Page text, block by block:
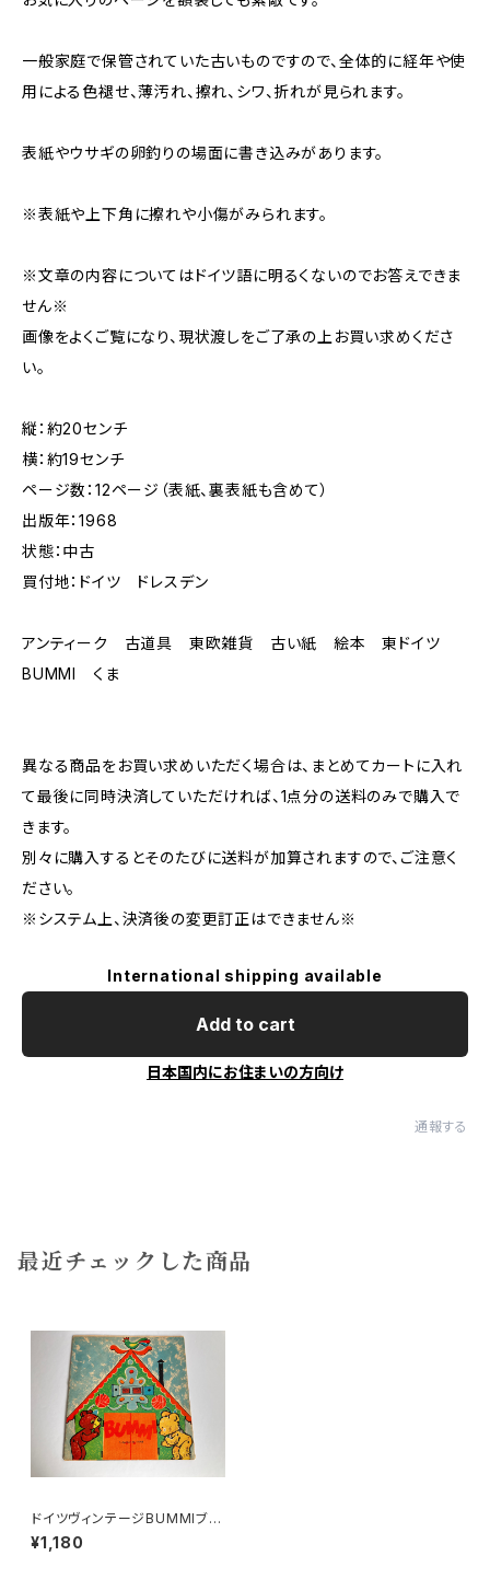
一般家庭で保管されていた古いものですので、全体的に経年や使
用による色褪せ、薄汚れ、擦れ、シワ、折れが見られます。
表紙やウサギの卵釣りの場面に書き込みがあります。
※表紙や上下角に擦れや小傷がみられます。
※文章の内容についてはドイツ語に明るくないのでお答えできま
せん※
画像をよくご覧になり、現状渡しをご了承の上お買い求めくださ
い。
縦：約20センチ
横：約19センチ
ページ数：12ページ（表紙、裏表紙も含めて）
出版年：1968
状態：中古
買付地：ドイツ ドレスデン
アンティーク 古道具 東欧雑貨 古い紙 絵本 東ドイツ
BUMMI くま
異なる商品をお買い求めいただく場合は、まとめてカートに入れ
て最後に同時決済していただければ、1点分の送料のみで購入で
きます。
別々に購入するとそのたびに送料が加算されますので、ご注意く
ださい。
※システム上、決済後の変更訂正はできません※
International shipping available
Add to cart
日本国内にお住まいの方向け
通報する
最近チェックした商品
ドイツヴィンテージBUMMIブミ
1968/7
¥1,180